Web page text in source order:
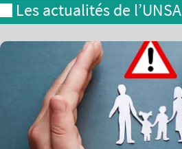
Les actualités de l’UNSA